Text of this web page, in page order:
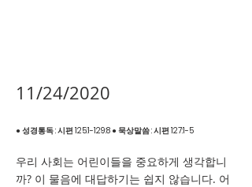
11/24/2020
● 성경통독 : 시편 125:1-129:8 ● 묵상말씀 : 시편 127:1-5
우리 사회는 어린이들을 중요하게 생각합니
까? 이 물음에 대답하기는 쉽지 않습니다. 어